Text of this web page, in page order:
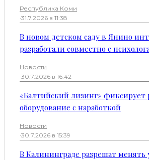
Республика Коми
·31.7.2026 в 11:38
В новом детском саду в Янино
разработали совместно с
Новости
·30.7.2026 в 16:42
«Балтийский лизинг» фиксирует
оборудование с наработкой
Новости
·30.7.2026 в 15:39
В Калининграде разрешат менять